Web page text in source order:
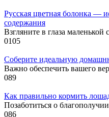
Русская цветная болонка —
содержания
Взгляните в глаза маленькой
0105
Соберите идеальную
Важно обеспечить вашего
089
Как правильно кормить
Позаботиться о
086